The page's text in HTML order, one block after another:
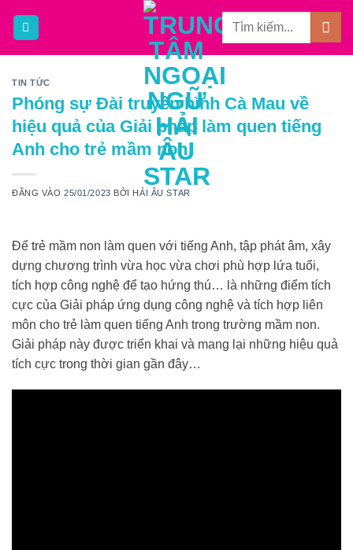
TIN TỨC
Phóng sự Đài truyền hình Cà Mau về
hiệu quả của Giải pháp làm quen tiếng
Anh cho trẻ mầm non
ĐĂNG VÀO25/01/2023 BỞI HẢI ÂU STAR
Để trẻ mầm non làm quen với tiếng Anh, tập phát âm, xây
dựng chương trình vừa học vừa chơi phù hợp lứa tuổi,
tích hợp công nghệ để tạo hứng thú… là những điểm tích
cực của Giải pháp ứng dụng công nghệ và tích hợp liên
môn cho trẻ làm quen tiếng Anh trong trường mầm non.
Giải pháp này được triển khai và mang lại những hiệu quả
tích cực trong thời gian gần đây…